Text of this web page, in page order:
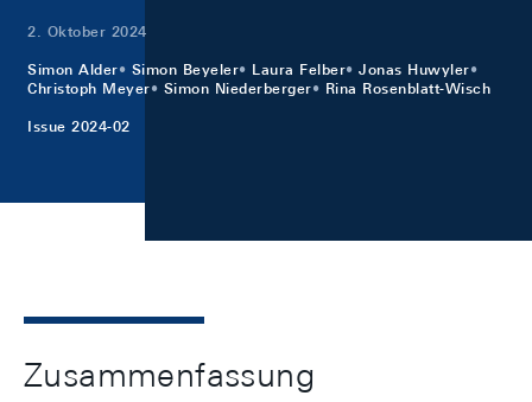
2. Oktober 2024
Simon Alder Simon Beyeler Laura Felber
Jonas Huwyler
Christoph Meyer
Simon Niederberger Rina Rosenblatt-Wisch
Issue 2024-02
Zusammenfassung